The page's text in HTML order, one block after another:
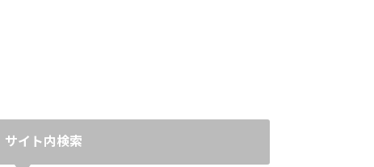
サイト内検索